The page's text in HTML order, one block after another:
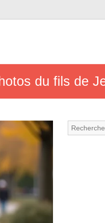
du fils de